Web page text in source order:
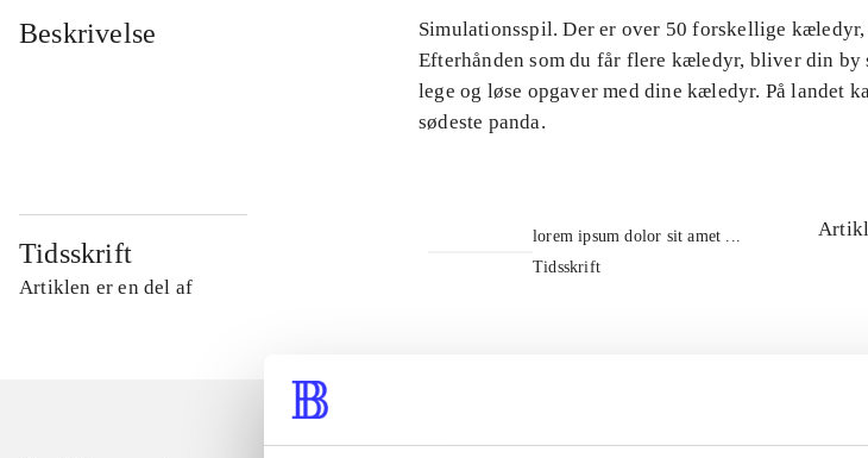
Beskrivelse
Simulationsspil. Der er over 50 forskellige kæledyr,
Efterhånden som du får flere kæledyr, bliver din by
lege og løse opgaver med dine kæledyr. På landet
sødeste panda.
Tidsskrift
Artiklen er en del af
lorem ipsum dolor sit amet ...
Tidsskrift